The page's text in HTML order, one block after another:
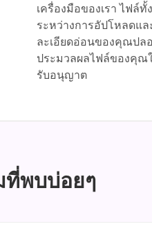
เครื่องมือของเรา ไฟล์
ระหว่างการอัปโหลดแ
ละเอียดอ่อนของคุณปล
ประมวลผลไฟล์ของคุณ
รับอนุญาต
ที่พบบ่อยๆ